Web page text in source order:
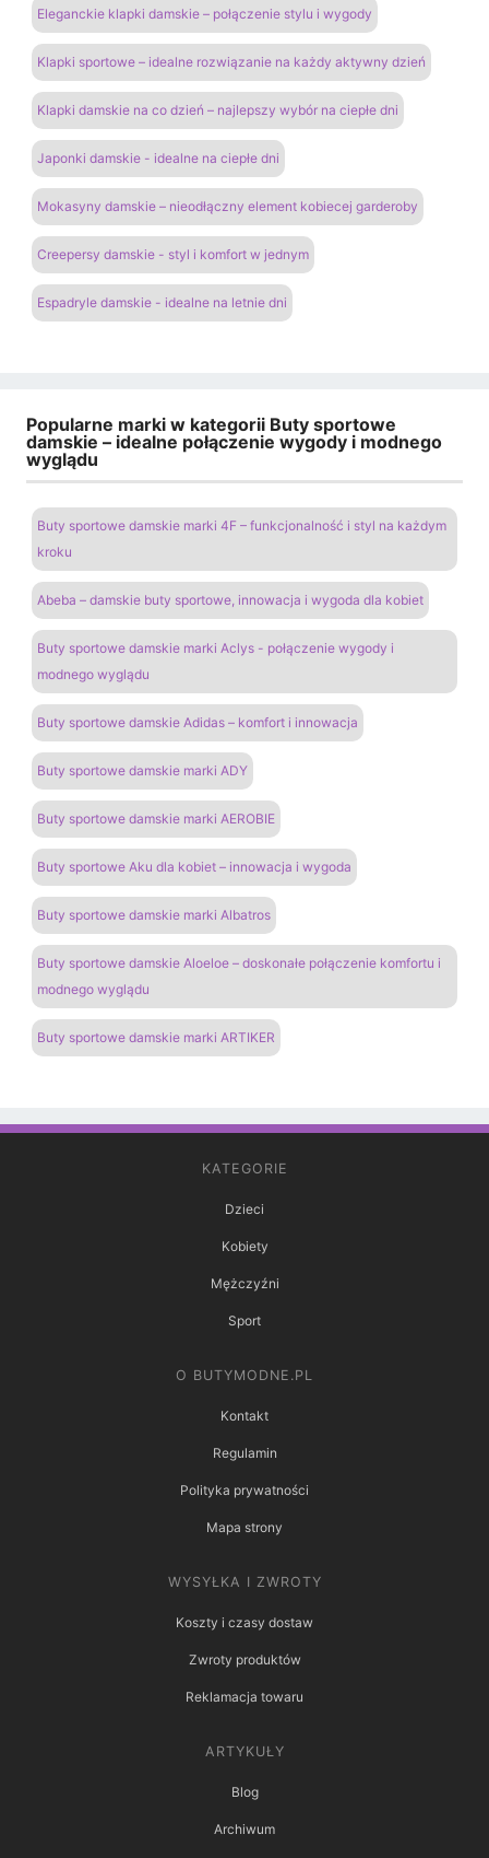
Eleganckie klapki damskie – połączenie stylu i wygody
Klapki sportowe – idealne rozwiązanie na każdy aktywny dzień
Klapki damskie na co dzień – najlepszy wybór na ciepłe dni
Japonki damskie - idealne na ciepłe dni
Mokasyny damskie – nieodłączny element kobiecej garderoby
Creepersy damskie - styl i komfort w jednym
Espadryle damskie - idealne na letnie dni
Popularne marki w kategorii Buty sportowe
damskie – idealne połączenie wygody i modnego
wyglądu
Buty sportowe damskie marki 4F – funkcjonalność i styl na każdym
kroku
Abeba – damskie buty sportowe, innowacja i wygoda dla kobiet
Buty sportowe damskie marki Aclys - połączenie wygody i
modnego wyglądu
Buty sportowe damskie Adidas – komfort i innowacja
Buty sportowe damskie marki ADY
Buty sportowe damskie marki AEROBIE
Buty sportowe Aku dla kobiet – innowacja i wygoda
Buty sportowe damskie marki Albatros
Buty sportowe damskie Aloeloe – doskonałe połączenie komfortu i
modnego wyglądu
Buty sportowe damskie marki ARTIKER
KATEGORIE
Dzieci
Kobiety
Mężczyźni
Sport
O BUTYMODNE.PL
Kontakt
Regulamin
Polityka prywatności
Mapa strony
WYSYŁKA I ZWROTY
Koszty i czasy dostaw
Zwroty produktów
Reklamacja towaru
ARTYKUŁY
Blog
Archiwum